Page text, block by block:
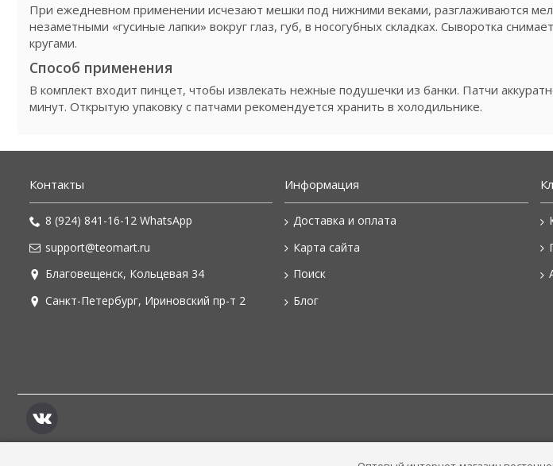
При ежедневном применении исчезают мешки под нижними веками, разглаживаются
незаметными «гусиные лапки» вокруг глаз, губ, в носогубных складках. Сыворотка
кругами.
Способ применения
В комплект входит пинцет, чтобы извлекать нежные подушечки из банки. Патчи
минут. Открытую упаковку с патчами рекомендуется хранить в холодильнике.
Контакты
8 (924) 841-16-12 WhatsApp
support@teomart.ru
Благовещенск, Кольцевая 34
Санкт-Петербург, Ириновский пр-т 2
Информация
Доставка и оплата
Карта сайта
Поиск
Блог